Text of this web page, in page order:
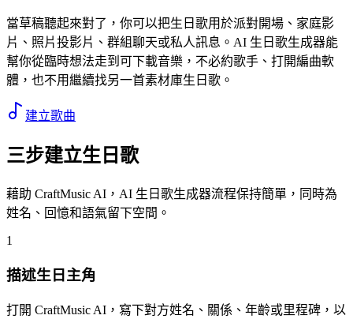
當草稿聽起來對了，你可以把生日歌用於派對開場、家庭影
片、照片投影片、群組聊天或私人訊息。AI 生日歌生成器能
幫你從臨時想法走到可下載音樂，不必約歌手、打開編曲軟
體，也不用繼續找另一首素材庫生日歌。
建立歌曲
三步建立生日歌
藉助 CraftMusic AI，AI 生日歌生成器流程保持簡單，同時為
姓名、回憶和語氣留下空間。
1
描述生日主角
打開 CraftMusic AI，寫下對方姓名、關係、年齡或里程碑，以